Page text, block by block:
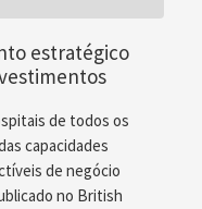
estratégico
de todos os
capacidades
de negócio
no British